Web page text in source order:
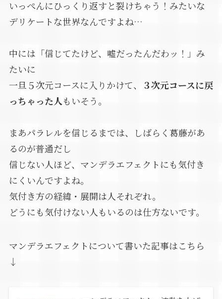
いっぺんにひっくり返すと裂けちゃう！みたいな
デリケートな世界なんですよね…
中には「信じてたけど、嘘だったんだわッ！」み
たいに
一旦５次元コースに入りかけて、
３次元コースに戻
っちゃった人もいそう。
まあパラレルを信じるまでは、しばらく葛藤があ
るのが普通だし
信じない人ほど、マンデラエフェクトにも気付き
にくいんですよね。
気付き方の経緯・展開は人それぞれ。
どうにも気付けない人もいるのは仕方ないです。
マンデラエフェクトについて書いた記事はこちら
↓